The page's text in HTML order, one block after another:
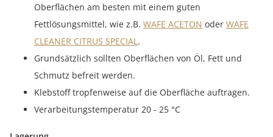
Oberflächen am besten mit einem guten
Fettlösungsmittel, wie z.B. WAFE ACETON oder WAFE
CLEANER CITRUS SPECIAL .
Grundsätzlich sollten Oberflächen von Öl, Fett und
Schmutz befreit werden.
Klebstoff tropfenweise auf die Oberfläche auftragen.
Verarbeitungstemperatur 20 - 25 °C